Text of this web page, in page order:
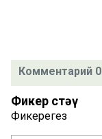
Комментарий 0
Фикер өстәү
Фикерегез